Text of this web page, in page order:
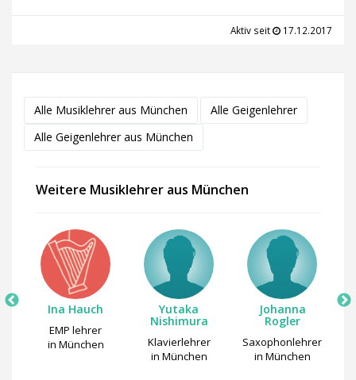
Aktiv seit 17.12.2017
Alle Musiklehrer aus München
Alle Geigenlehrer
Alle Geigenlehrer aus München
Weitere Musiklehrer aus München
Ina Hauch
EMP lehrer
in München
Yutaka
Nishimura
Klavierlehrer
in München
Johanna
Rogler
Saxophonlehrer
in München